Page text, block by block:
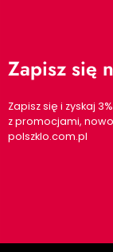
Zapisz się
Zapisz się i zyskaj
z promocjami,
polszklo.com.pl